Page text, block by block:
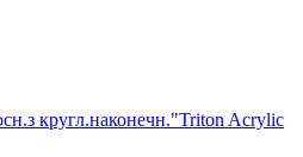
кругл.наконечн."Triton Acrylic